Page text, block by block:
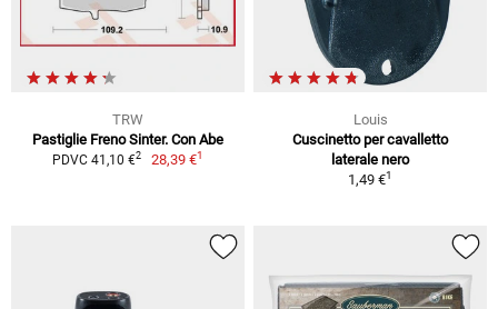
TRW
Pastiglie Freno Sinter. Con Abe
PDVC 41,10 €2 28,39 €1
Louis
Cuscinetto per cavalletto
laterale nero
1,49 €1